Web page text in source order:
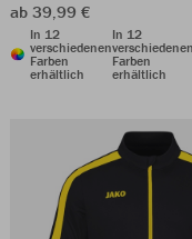
ab 39,99 €
In 12
verschiedenen
Farben
erhältlich
In 12
Farben
erhältlich